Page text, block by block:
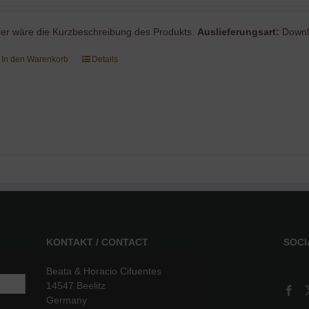
wäre die Kurzbeschreibung des Produkts. Auslieferungsart:
In den Warenkorb Details
KONTAKT / CONTACT
Beata & Horacio Cifuentes
14547 Beelitz
Germany